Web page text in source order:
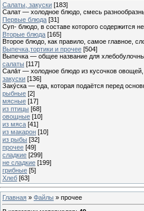
Cалаты, закуски [183]
Салат — холодное блюдо, смесь
Первые блюда [31]
Суп- блюдо, в составе которого содержится
Вторые блюда [165]
Второе блюдо, как правило, самое главное,
Выпечка,тортики и прочее [504]
Выпечка — общее название для
салаты [117]
Сала́т — холодное блюдо из кусочков
закуски [136]
Заку́ска — еда, которая подаётся перед
рыбные [2]
мясные [17]
из птицы [68]
овощные [10]
из мяса [41]
из макарон [10]
из рыбы [32]
прочее [49]
сладкие [299]
не сладкие [199]
грибные [5]
Хлеб [63]
Главная » Файлы » прочее